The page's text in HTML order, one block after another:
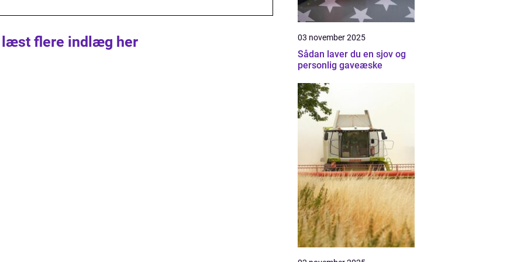
læst flere indlæg her 03 november 2025
Sådan laver du en sjov og
personlig gaveæske